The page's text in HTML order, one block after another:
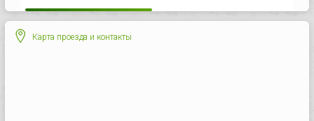
Карта проезда и контакты